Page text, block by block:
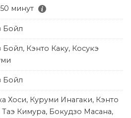
50 минут
Бойл
Бойл, Кэнто Каку, Косукэ
Бойл
Хоси, Куруми Инагаки, Кэнто
Таэ Кимура, Бокудзо Масана,